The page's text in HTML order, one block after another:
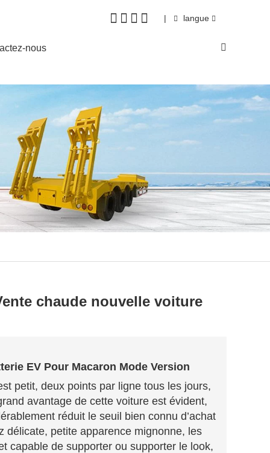
| langue
nous
chaude nouvelle voiture
EV Pour Macaron Mode Version
petit, deux points par ligne tous les jours,
avantage de cette voiture est évident,
réduit le seuil bien connu d’achat
délicate, petite apparence mignonne, les
capable de supporter ou supporter le look,